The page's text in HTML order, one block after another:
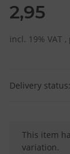
2,95
incl. 19% VAT ,
Delivery
x
This item
variation.